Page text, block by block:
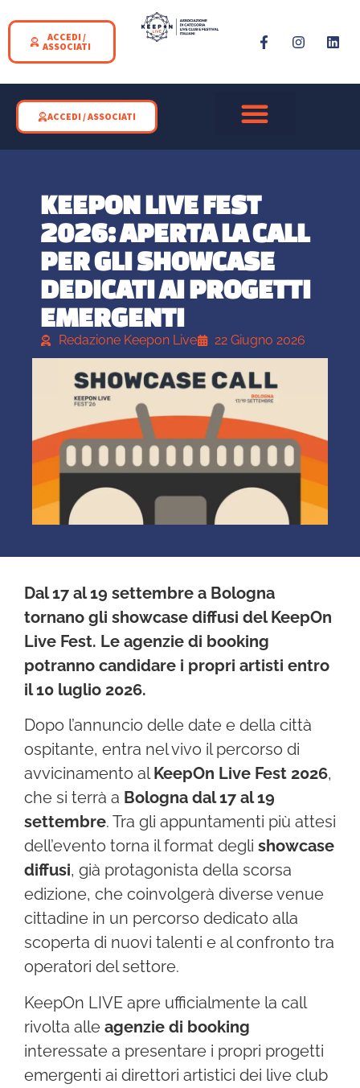
ACCEDI /
ASSOCIATI
ACCEDI / ASSOCIATI
KEEPON LIVE FEST
2026: APERTA LA CALL
PER GLI SHOWCASE
DEDICATI AI PROGETTI
EMERGENTI
Redazione Keepon Live 22 Giugno 2026
Dal 17 al 19 settembre a Bologna
tornano gli showcase diffusi del KeepOn
Live Fest. Le agenzie di booking
potranno candidare i propri artisti entro
il 10 luglio 2026.
Dopo l’annuncio delle date e della città
ospitante, entra nel vivo il percorso di
avvicinamento alKeepOn Live Fest 2026,
che si terrà a Bologna dal 17 al 19
settembre. Tra gli appuntamenti più attesi
dell’evento torna il format degli showcase
diffusi, già protagonista della scorsa
edizione, che coinvolgerà diverse venue
cittadine in un percorso dedicato alla
scoperta di nuovi talenti e al confronto tra
operatori del settore.
KeepOn LIVE apre ufficialmente la call
rivolta alle agenzie di booking
interessate a presentare i propri progetti
emergenti ai direttori artistici dei live club